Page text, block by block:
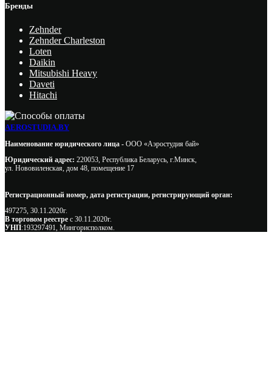
Бренды
Zehnder
Zehnder Charleston
Loten
Daikin
Mitsubishi Heavy
Daveti
Hitachi
AEROSTUDIA.BY
Наименование юридического лица - ООО «Аэростудия бай»
Юридический адрес: 220053, Республика Беларусь, г.Минск,
ул. Нововиленская, дом 48, помещение 17
Регистрационный номер, дата регистрации, регистрирующий орган:
497275, 30.11.2020г.
В торговом реестре с 30.11.2020г.
УНП:193297491, Мингорисполком.